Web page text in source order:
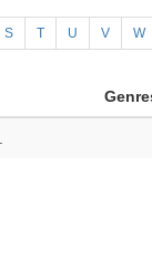
S T U V W